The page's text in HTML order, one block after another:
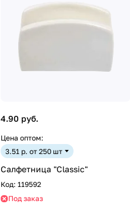
4.90 руб.
Цена оптом:
3.51 р. от 250 шт
Салфетница "Classic"
Код: 119592
Под заказ